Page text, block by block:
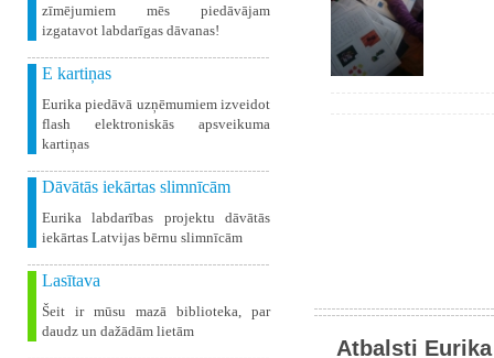
zīmējumiem mēs piedāvājam
izgatavot labdarīgas dāvanas!
E kartiņas
Eurika piedāvā uzņēmumiem izveidot
flash elektroniskās apsveikuma
kartiņas
Dāvātās iekārtas slimnīcām
Eurika labdarības projektu dāvātās
iekārtas Latvijas bērnu slimnīcām
Lasītava
Šeit ir mūsu mazā biblioteka, par
daudz un dažādām lietām
Atbalsti